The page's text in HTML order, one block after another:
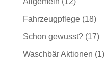
Fahrzeugpflege(18)
Schon gewusst?(17)
Waschbär Aktionen (1)